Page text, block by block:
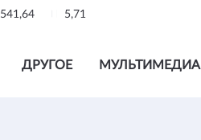
541,64 5,71
ДРУГОЕ МУЛЬТИМЕДИА